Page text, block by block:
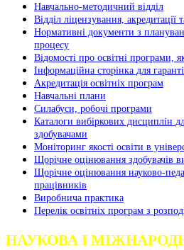
Навчально-методичний відділ
Відділ ліцензування, акредитації
Нормативні документи з
процесу
Відомості про освітні програми,
Інформаційна сторінка для
Акредитація освітніх програм
Навчальні плани
Силабуси, робочі програми
Каталоги вибіркових дисциплін
здобувачами
Моніторинг якості освіти в
Щорічне оцінювання здобувачів
Щорічне оцінювання науково-
працівників
Виробнича практика
Перелік освітніх програм з
НАУКОВА І